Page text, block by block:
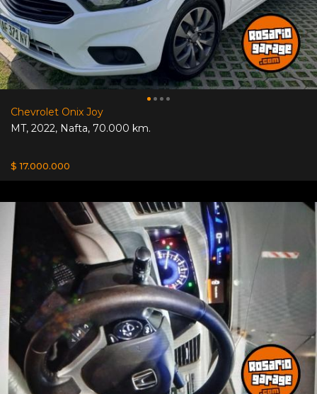
Chevrolet Onix Joy
MT, 2022, Nafta, 70.000 km.
$ 17.000.000